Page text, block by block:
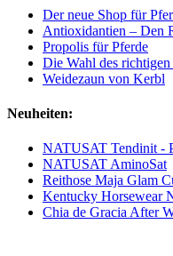
Der neue Shop für
Antioxidantien – Den
Propolis für Pferde
Die Wahl des richtigen
Weidezaun von Kerbl
Neuheiten:
NATUSAT Tendinit -
NATUSAT AminoSat
Reithose Maja Glam
Kentucky Horsewear
Chia de Gracia After